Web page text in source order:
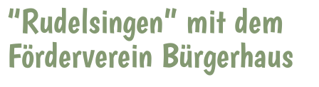
“Rudelsingen” mit dem
Förderverein Bürgerhaus